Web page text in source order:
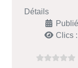
Détails
Clics